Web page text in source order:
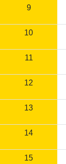
9
10
11
12
13
14
15